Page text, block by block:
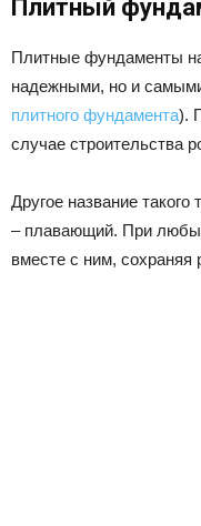
Плитный
Плитные фундаменты
надежными, но и
плитного фундамента).
случае строительства
Другое название
– плавающий. При
вместе с ним, сохраняя